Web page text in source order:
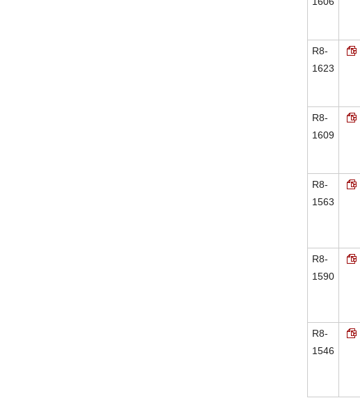
R8-
1623
R8-
1609
R8-
1563
R8-
1590
R8-
1546